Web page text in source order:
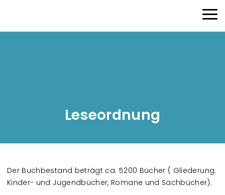
Leseordnung
Der Buchbestand beträgt ca. 5200 Bücher ( Gliederung:
Kinder- und Jugendbücher, Romane und Sachbücher).